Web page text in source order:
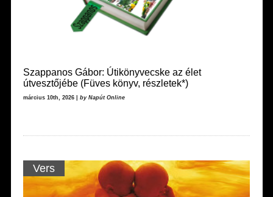
Szappanos Gábor: Útikönyvecske az élet
útvesztőjébe (Füves könyv, részletek*)
március 10th, 2026 | by Napút Online
Vers